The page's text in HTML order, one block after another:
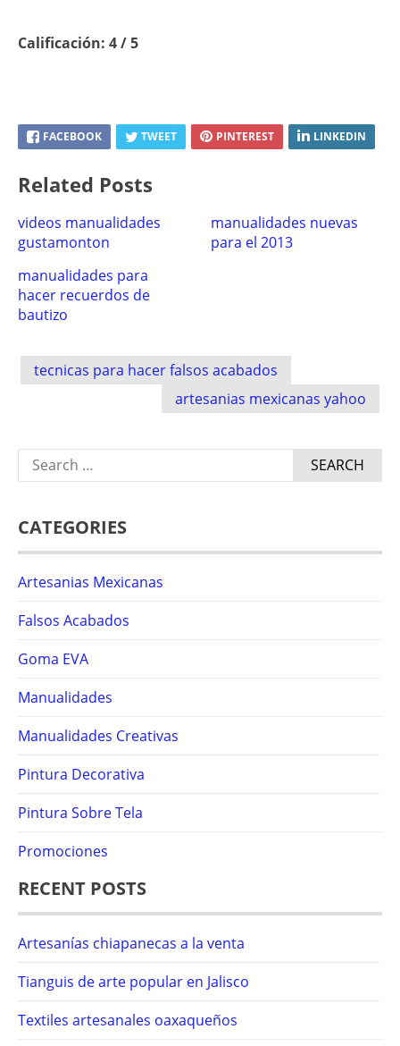
Calificación: 4 / 5
FACEBOOK TWEET PINTEREST LINKEDIN
Related Posts
videos manualidades
gustamonton
manualidades nuevas
para el 2013
manualidades para
hacer recuerdos de
bautizo
Post
navigation
tecnicas para hacer falsos acabados
artesanias mexicanas yahoo
Search
for:
CATEGORIES
Artesanias Mexicanas
Falsos Acabados
Goma EVA
Manualidades
Manualidades Creativas
Pintura Decorativa
Pintura Sobre Tela
Promociones
RECENT POSTS
Artesanías chiapanecas a la venta
Tianguis de arte popular en Jalisco
Textiles artesanales oaxaqueños